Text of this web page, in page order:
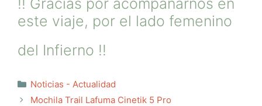
este viaje, por el lado femenino
del Infierno !!
Categorías
Noticias - Actualidad
Mochila Trail Lafuma Cinetik 5 Pro